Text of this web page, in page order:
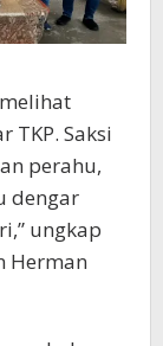
Saksi
perahu,
dengar
ungkap
Herman